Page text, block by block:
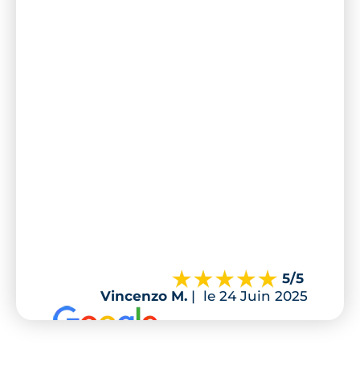
5/5
Vincenzo M. | le 24 Juin 2025